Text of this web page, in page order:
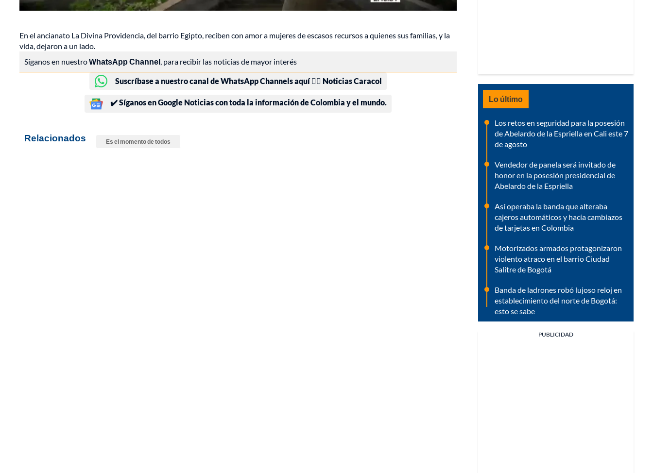
En el ancianato La Divina Providencia, del barrio Egipto, reciben con amor a mujeres de escasos recursos a quienes sus familias, y la
vida, dejaron a un lado.
Síganos en nuestroWhatsApp Channel, para recibir las noticias de mayor interés
Suscríbase a nuestro canal de WhatsApp Channels aquí 👉🏻 Noticias Caracol
✔️ Síganos en Google Noticias con toda la información de Colombia y el mundo.
Relacionados Es el momento de todos
Lo último
Los retos en seguridad para la posesión
de Abelardo de la Espriella en Cali este 7
de agosto
Vendedor de panela será invitado de
honor en la posesión presidencial de
Abelardo de la Espriella
Así operaba la banda que alteraba
cajeros automáticos y hacía cambiazos
de tarjetas en Colombia
Motorizados armados protagonizaron
violento atraco en el barrio Ciudad
Salitre de Bogotá
Banda de ladrones robó lujoso reloj en
establecimiento del norte de Bogotá:
esto se sabe
PUBLICIDAD